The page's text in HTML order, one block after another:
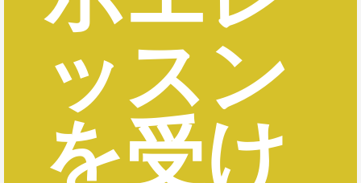
ッスン
を受け